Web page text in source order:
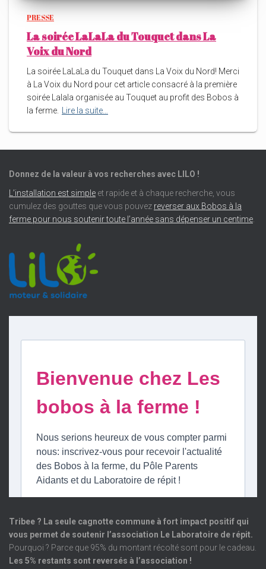
PRESSE
La soirée LaLaLa du Touquet dans La
Voix du Nord
La soirée LaLaLa du Touquet dans La Voix du Nord! Merci
à La Voix du Nord pour cet article consacré à la première
soirée Lalala organisée au Touquet au profit des Bobos à
la ferme.
Lire la suite…
Donnez de la valeur à vos recherches avec LILO !
L’installation est simple et rapide et à chaque recherche, vous
cumulez des gouttes que vous pouvez reverser aux Bobos à la
ferme pour nous soutenir toute l’année sans dépenser un centime
Tribee ? La seule cagnotte commune à fort impact positif qui
vous permet de soutenir l’association Le Laboratoire de répit.
Pourquoi ? Parce que 95% du montant récolté sont pour le cadeau.
Les 5% restants sont reversés à l’association !